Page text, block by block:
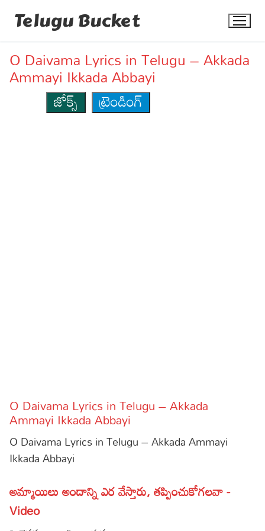
Telugu Bucket
Articles
Facts
Devotional
Christianity
Hinduism
Hindi
Lyrics in Hindi – Devotional Songs
Tamil
O Daivama Lyrics in Telugu – Akkada
Ammayi Ikkada Abbayi
జోక్స్
ట్రెండింగ్
O Daivama Lyrics in Telugu – Akkada
Ammayi Ikkada Abbayi
O Daivama Lyrics in Telugu – Akkada Ammayi
Ikkada Abbayi
అమ్మాయిలు అందాన్ని ఎర వేస్తారు, తప్పించుకోగలవా -
Video